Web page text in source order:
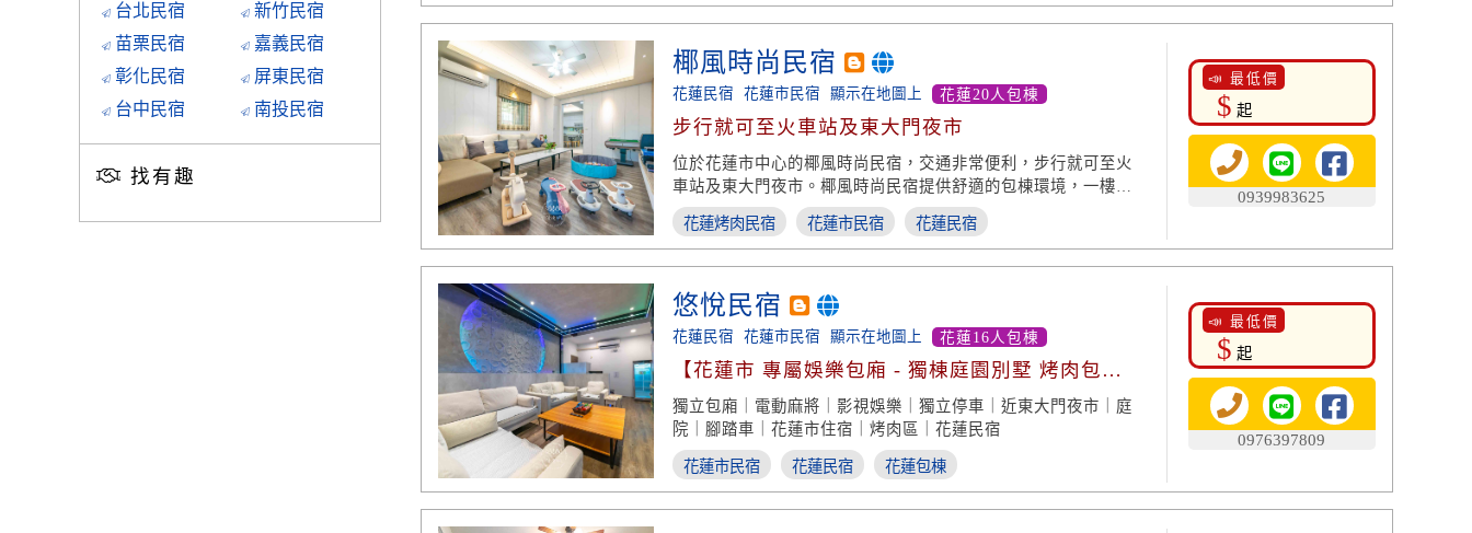
台北民宿
新竹民宿
苗栗民宿
嘉義民宿
彰化民宿
屏東民宿
台中民宿
南投民宿
找有趣
椰風時尚民宿
花蓮民宿 花蓮市民宿 顯示在地圖上 花蓮20人包棟
步行就可至火車站及東大門夜市
位於花蓮市中心的椰風時尚民宿，交通非常便利，步行就可至火
車站及東大門夜市。椰風時尚民宿提供舒適的包棟環境，一樓寬
敞客廳與廚房可供使用，並提供溫馨的住宿空間，椰風時尚民宿
適合您來花蓮觀光旅遊，或是商務洽公住宿，椰風時尚民宿都是
您來花蓮市區的最佳民宿首選！
花蓮烤肉民宿 花蓮市民宿 花蓮民宿
📣 最低價
$ 起
0939983625
悠悅民宿
花蓮民宿 花蓮市民宿 顯示在地圖上 花蓮16人包棟
【花蓮市 專屬娛樂包廂 - 獨棟庭園別墅 烤肉包
棟】
獨立包廂｜電動麻將｜影視娛樂｜獨立停車｜近東大門夜市｜庭
院｜腳踏車｜花蓮市住宿｜烤肉區｜花蓮民宿
花蓮市民宿 花蓮民宿 花蓮包棟
📣 最低價
$ 起
0976397809